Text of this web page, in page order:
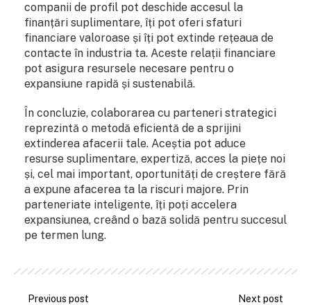
companii de profil pot deschide accesul la
finanțări suplimentare, îți pot oferi sfaturi
financiare valoroase și îți pot extinde rețeaua de
contacte în industria ta. Aceste relații financiare
pot asigura resursele necesare pentru o
expansiune rapidă și sustenabilă.
În concluzie, colaborarea cu parteneri strategici
reprezintă o metodă eficientă de a sprijini
extinderea afacerii tale. Aceștia pot aduce
resurse suplimentare, expertiză, acces la piețe noi
și, cel mai important, oportunități de creștere fără
a expune afacerea ta la riscuri majore. Prin
parteneriate inteligente, îți poți accelera
expansiunea, creând o bază solidă pentru succesul
pe termen lung.
Previous post Next post